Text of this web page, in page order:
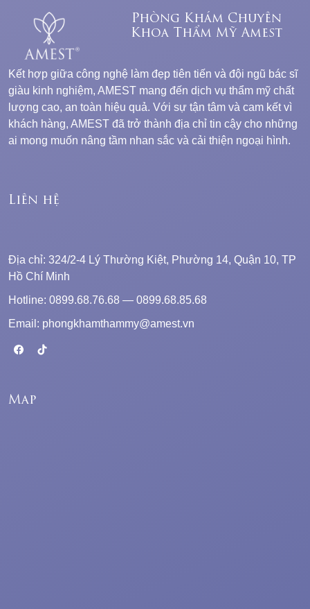
Phòng Khám Chuyên
Khoa Thẩm Mỹ Amest
Kết hợp giữa công nghệ làm đẹp tiên tiến và đội ngũ bác sĩ
giàu kinh nghiệm, AMEST mang đến dịch vụ thẩm mỹ chất
lượng cao, an toàn hiệu quả. Với sự tận tâm và cam kết vì
khách hàng, AMEST đã trở thành địa chỉ tin cậy cho những
ai mong muốn nâng tầm nhan sắc và cải thiện ngoại hình.
Liên hệ
Địa chỉ: 324/2-4 Lý Thường Kiệt, Phường 14, Quận 10, TP
Hồ Chí Minh
Hotline: 0899.68.76.68 — 0899.68.85.68
Email: phongkhamthammy@amest.vn
Map